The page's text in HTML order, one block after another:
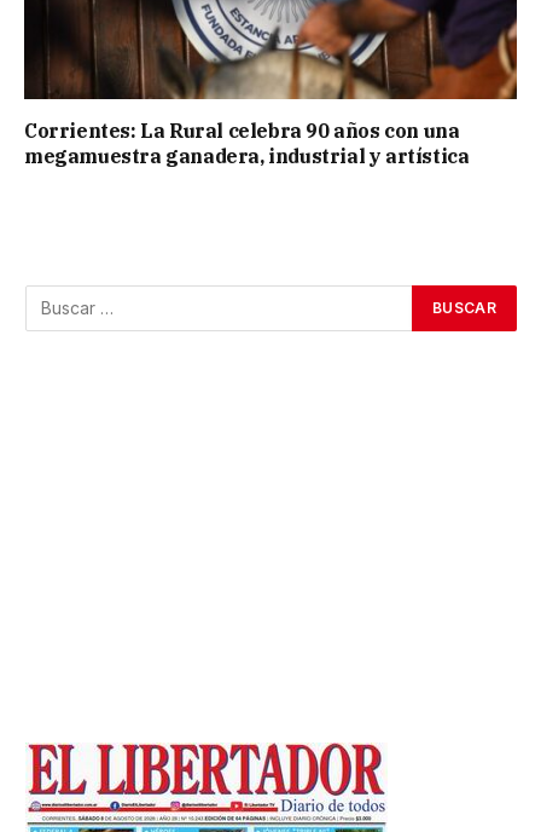
Corrientes: La Rural celebra 90 años con una
megamuestra ganadera, industrial y artística